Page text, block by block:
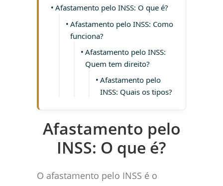
Afastamento pelo INSS: O que é?
Afastamento pelo INSS: Como
funciona?
Afastamento pelo INSS:
Quem tem direito?
Afastamento pelo
INSS: Quais os tipos?
Afastamento pelo
INSS: O que é?
O afastamento pelo INSS é o